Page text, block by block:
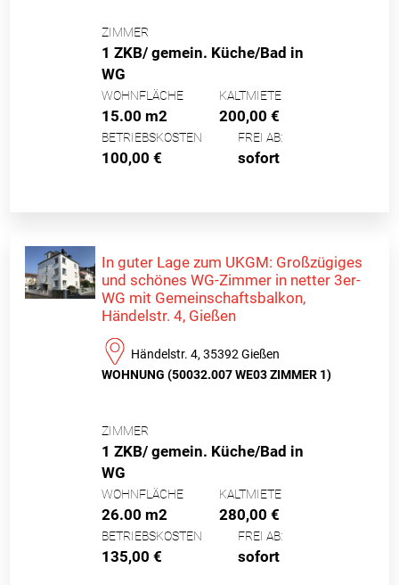
ZIMMER
1 ZKB/ gemein. Küche/Bad in
WG
WOHNFLÄCHE
15.00 m2
KALTMIETE
200,00 €
BETRIEBSKOSTEN
100,00 €
FREI AB:
sofort
In guter Lage zum UKGM: Großzügiges
und schönes WG-Zimmer in netter 3er-
WG mit Gemeinschaftsbalkon,
Händelstr. 4, Gießen
Händelstr. 4, 35392 Gießen
WOHNUNG (50032.007 WE03 ZIMMER 1)
ZIMMER
1 ZKB/ gemein. Küche/Bad in
WG
WOHNFLÄCHE
26.00 m2
KALTMIETE
280,00 €
BETRIEBSKOSTEN
135,00 €
FREI AB:
sofort